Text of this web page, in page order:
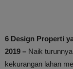
6 Design Properti
2019 – Naik
kekurangan lahan